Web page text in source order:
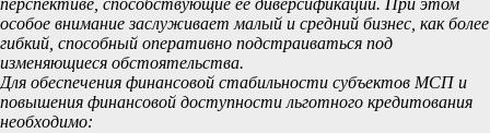
перспективе, способствующие её диверсификации. При этом
особое внимание заслуживает малый и средний бизнес, как более
гибкий, способный оперативно подстраиваться под
изменяющиеся обстоятельства.
Для обеспечения финансовой стабильности субъектов МСП и
повышения финансовой доступности льготного кредитования
необходимо: